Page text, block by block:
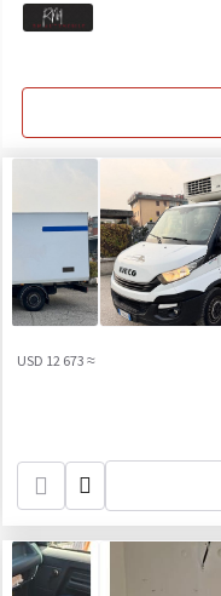
≈ 12 673 USD